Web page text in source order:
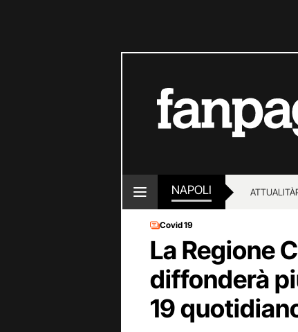
NAPOLI ATTUALITÀ
Covid 19
La Regione
diffonderà
19